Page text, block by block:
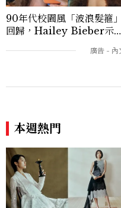
90年代校園風「波浪髮箍」
回歸，Hailey Bieber示範
u髮箍未開賣先爆紅！
本週熱門